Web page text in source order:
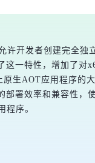
许开发者创建完全独
这一特性，增加了对
生AOT应用程序的
部署效率和兼容性，
程序。